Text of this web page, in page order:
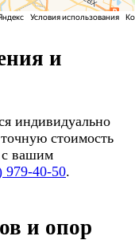
и
индивидуально
стоимость
с вашим
979-40-50.
и опор